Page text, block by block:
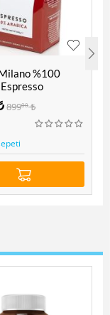
%100
Kahve 500 Gr
89900 ₺